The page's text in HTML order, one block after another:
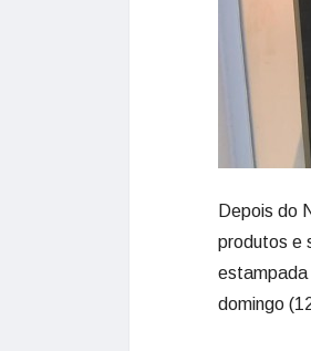
Depois do
produtos e
estampada
domingo